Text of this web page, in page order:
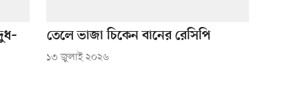
তেলে ভাজা চিকেন বানের রেসিপি
১৩ জুলাই ২০২৬